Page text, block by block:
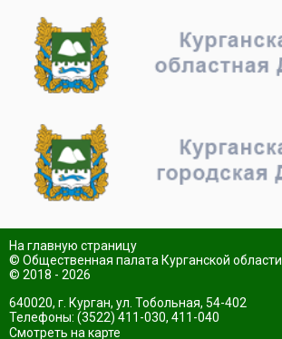
На главную страницу
© Общественная палата Курганской области
© 2018 - 2026
640020, г. Курган, ул. Тобольная, 54-402
Телефоны: (3522) 411-030, 411-040
Смотреть на карте